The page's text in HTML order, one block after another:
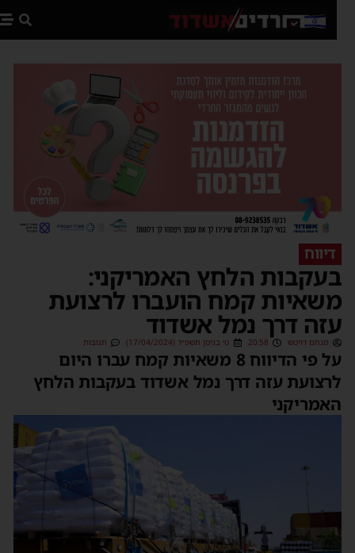
דיווח
הלחץ האמריקני:
קמח הועברו לרצועת
דרך נמל אשדוד
מנחם דויטש 20:58 ט׳ בניסן תשפ״ד (17/04/2024) תגובות
על פי הדיווח 8 משאיות קמח עברו היום
עזה דרך נמל אשדוד בעקבות הלחץ